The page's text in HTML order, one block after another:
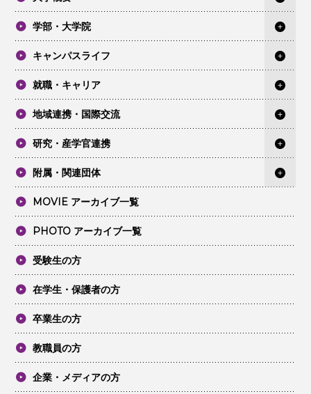
学部・大学院
キャンパスライフ
就職・キャリア
地域連携・国際交流
研究・産学官連携
附属・関連団体
MOVIE アーカイブ一覧
PHOTO アーカイブ一覧
受験生の方
在学生・保護者の方
卒業生の方
教職員の方
企業・メディアの方